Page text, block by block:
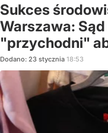
Sukces
Warszawa:
"przychodni"
Dodano: 23 stycznia 18:53